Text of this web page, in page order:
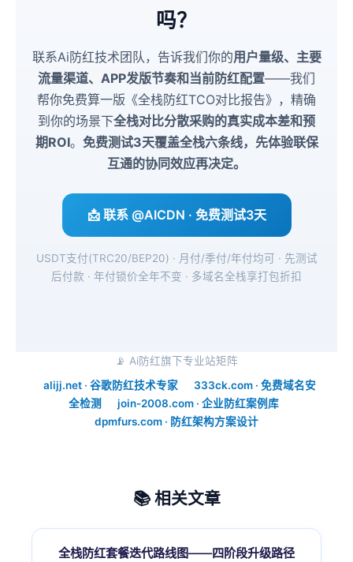
吗？
联系Ai防红技术团队，告诉我们你的用户量级、主要
流量渠道、APP发版节奏和当前防红配置——我们
帮你免费算一版《全栈防红TCO对比报告》，精确
到你的场景下全栈对比分散采购的真实成本差和预
期ROI。 免费测试3天覆盖全栈六条线，先体验联保
互通的协同效应再决定。
📩 联系 @AICDN · 免费测试3天
USDT支付(TRC20/BEP20) · 月付/季付/年付均可 · 先测试
后付款 · 年付锁价全年不变 · 多域名全栈享打包折扣
📡 Ai防红旗下专业站矩阵
alijj.net · 谷歌防红技术专家
333ck.com · 免费域名安
全检测
join-2008.com · 企业防红案例库
dpmfurs.com · 防红架构方案设计
📚 相关文章
全栈防红套餐迭代路线图——四阶段升级路径